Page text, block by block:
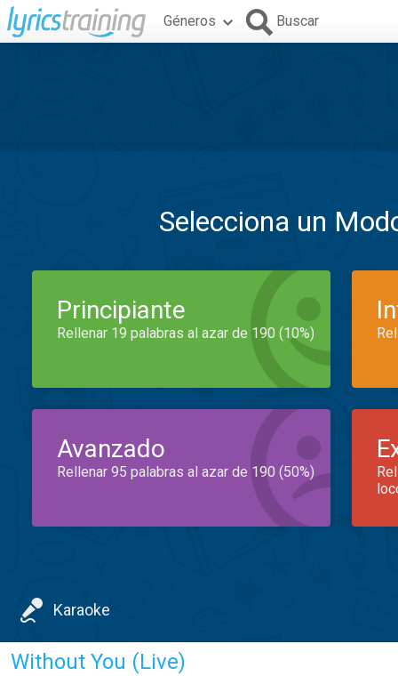
Géneros Buscar
Selecciona un
Principiante
Rellenar 19 palabras al azar de 190 (10%)
Avanzado
Rellenar 95 palabras al azar de 190 (50%)
Karaoke
Without You (Live)